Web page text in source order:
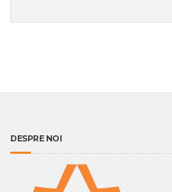
DESPRE NOI